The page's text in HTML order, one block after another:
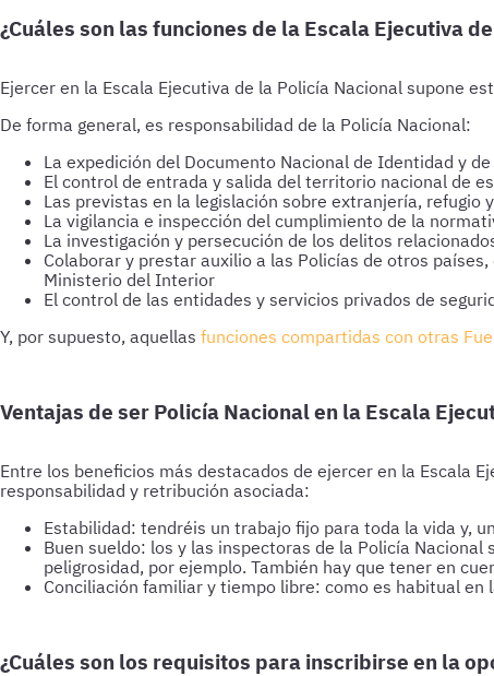
¿Cuáles son las funciones de la Escala Ejecutiva
Ejercer en la Escala Ejecutiva de la Policía Nacional supone
De forma general, es responsabilidad de la Policía Nacional:
La expedición del Documento Nacional de Identidad y
El control de entrada y salida del territorio nacional de
Las previstas en la legislación sobre extranjería,
La vigilancia e inspección del cumplimiento de la
La investigación y persecución de los delitos
Colaborar y prestar auxilio a las Policías de otros
Ministerio del Interior
El control de las entidades y servicios privados de
Y, por supuesto, aquellas funciones compartidas con otras
Ventajas de ser Policía Nacional en la Escala
Entre los beneficios más destacados de ejercer en la Escala
responsabilidad y retribución asociada:
Estabilidad: tendréis un trabajo fijo para toda la vida y,
Buen sueldo: los y las inspectoras de la Policía
peligrosidad, por ejemplo. También hay que tener en
Conciliación familiar y tiempo libre: como es habitual
¿Cuáles son los requisitos para inscribirse en la